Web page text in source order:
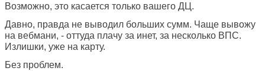
Возможно, это касается только вашего ДЦ.
Давно, правда не выводил больших сумм. Чаще вывожу
на вебмани, - оттуда плачу за инет, за несколько ВПС.
Излишки, уже на карту.
Без проблем.